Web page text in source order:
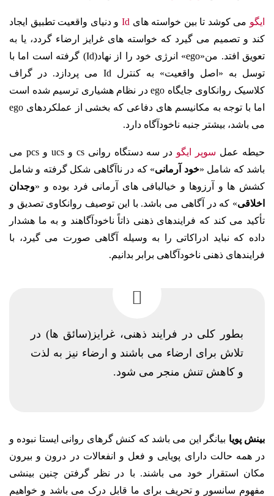
ایگو می کوشد تا بین خواسته های Id و دنیای واقعیت تطبیق ایجاد
کند و تصمیم می گیرد که خواسته های غرایز ارضاء گردد، یا به
تعویق افتد. من«ego» انرژی خود را از نهاد(Id) گرفته است اما با
توسل به «اصل واقعیت» به کنترل Id می پردازد. در گراف
کلاسیک روانکاوی جایگاه ego در نظام هشیاری ترسیم شده است
اما با توجه به مکانیسم های دفاعی که بخشی از عملکردهای ego
می باشد، بیشتر جنبه ناخودآگاه دارد.
حیطه عمل سوپر ایگو
در سه دستگاه روانی cs و ucs و pcs می
باشد که شامل «خود آرمانی» که در ناآگاهی شکل گرفته و شامل
کشش ها و آرزوها و خیالبافی های آرمانی فرد بوده و «وجدان
اخلاقی» که در آگاهی می باشد. با این توصیف روانکاوی تصدیق و
تأکید می کند که فرایندهای ذهنی ذاتاً ناخودآگاهند و به ما هشدار
داده که نباید ادراکاتی را به وسیله آگاهی صورت می گیرد، با
فرایندهای ذهنی ناخودآگاهی برابر بدانیم.
بطور کلی در فرایند ذهنی، غرایز(سائق ها) در
تلاش برای ارضاء می باشند و ارضاء نیز به لذت
و کاهش تنش منجر می شود.
بینش پویا بیانگر این می باشد که کنش گرهای روانی ایستا نبوده و
در همه حالت دارای پویایی و فعل و انفعالات در درون و بیرون
مکان استقرار خود می باشند. با در نظر گرفتن چنین بینشی
مفهوم سانسور و تحریف برای ما قابل درک می باشد و خواهیم